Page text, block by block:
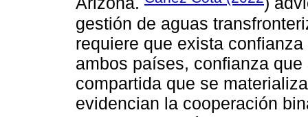
gestión de aguas
requiere que exista
ambos países, confianza
compartida que se
evidencian la cooperación